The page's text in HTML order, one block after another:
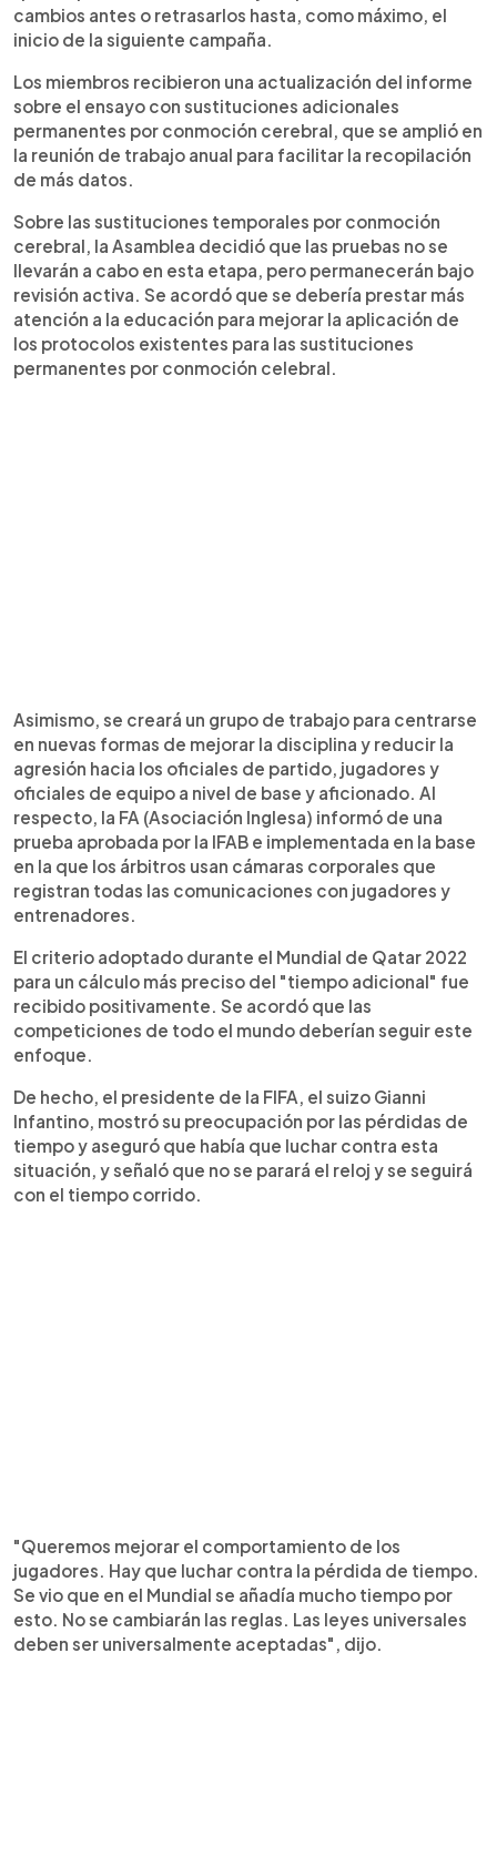
cambios antes o retrasarlos hasta, como máximo, el
inicio de la siguiente campaña.
Los miembros recibieron una actualización del informe
sobre el ensayo con sustituciones adicionales
permanentes por conmoción cerebral, que se amplió en
la reunión de trabajo anual para facilitar la recopilación
de más datos.
Sobre las sustituciones temporales por conmoción
cerebral, la Asamblea decidió que las pruebas no se
llevarán a cabo en esta etapa, pero permanecerán bajo
revisión activa. Se acordó que se debería prestar más
atención a la educación para mejorar la aplicación de
los protocolos existentes para las sustituciones
permanentes por conmoción celebral.
Asimismo, se creará un grupo de trabajo para centrarse
en nuevas formas de mejorar la disciplina y reducir la
agresión hacia los oficiales de partido, jugadores y
oficiales de equipo a nivel de base y aficionado. Al
respecto, la FA (Asociación Inglesa) informó de una
prueba aprobada por la IFAB e implementada en la base
en la que los árbitros usan cámaras corporales que
registran todas las comunicaciones con jugadores y
entrenadores.
El criterio adoptado durante el Mundial de Qatar 2022
para un cálculo más preciso del "tiempo adicional" fue
recibido positivamente. Se acordó que las
competiciones de todo el mundo deberían seguir este
enfoque.
De hecho, el presidente de la FIFA, el suizo Gianni
Infantino, mostró su preocupación por las pérdidas de
tiempo y aseguró que había que luchar contra esta
situación, y señaló que no se parará el reloj y se seguirá
con el tiempo corrido.
"Queremos mejorar el comportamiento de los
jugadores. Hay que luchar contra la pérdida de tiempo.
Se vio que en el Mundial se añadía mucho tiempo por
esto. No se cambiarán las reglas. Las leyes universales
deben ser universalmente aceptadas", dijo.